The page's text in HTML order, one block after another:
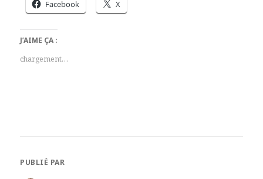
Facebook X
J’AIME ÇA :
chargement…
PUBLIÉ PAR